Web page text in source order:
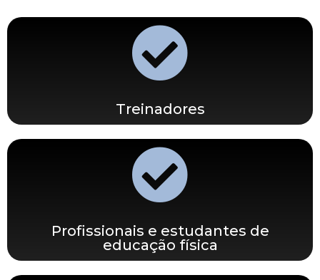
Treinadores
Profissionais e estudantes de
educação física